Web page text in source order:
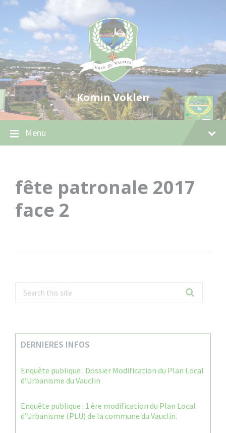
Skip
content
Skip
navigation
Skip
footer
Komin Voklen
Menu
fête patronale 2017
face 2
DERNIERES INFOS
Enquête publique : Dossier Modification du Plan Local
d’Urbanisme du Vauclin
Enquête publique : 1 ère modification du Plan Local
d’Urbanisme (PLU) de la commune du Vauclin.